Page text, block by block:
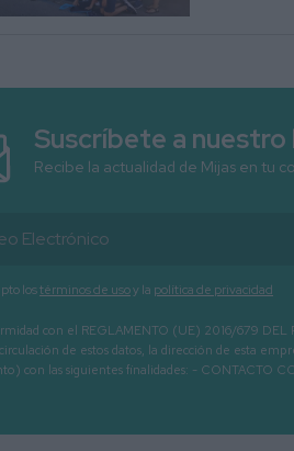
Suscríbete a
Recibe la actualidad de Mijas en tu
lostérminos de usoy la política de privacidad
con el REGLAMENTO (UE) 2016/679 DEL
de estos datos, la dirección de esta
con las siguientes finalidades: - CONTACTO